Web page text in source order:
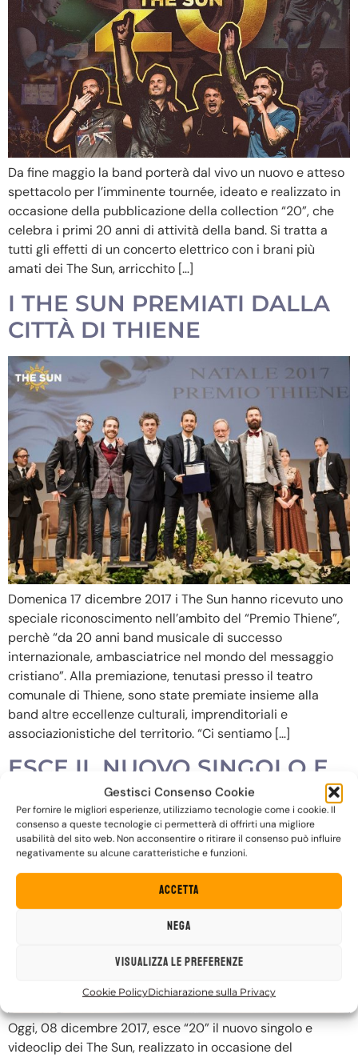
Gestisci Consenso Cookie
Per fornire le migliori esperienze, utilizziamo tecnologie come i cookie. Il
consenso a queste tecnologie ci permetterà di offrirti una migliore
usabilità del sito web. Non acconsentire o ritirare il consenso può influire
negativamente su alcune caratteristiche e funzioni.
Accetta
Nega
Visualizza le preferenze
Cookie PolicyDichiarazione sulla Privacy
Da fine maggio la band porterà dal vivo un nuovo e atteso
spettacolo per l’imminente tournée, ideato e realizzato in
occasione della pubblicazione della collection “20”, che
celebra i primi 20 anni di attività della band. Si tratta a
tutti gli effetti di un concerto elettrico con i brani più
amati dei The Sun, arricchito […]
I THE SUN PREMIATI DALLA
CITTÀ DI THIENE
Domenica 17 dicembre 2017 i The Sun hanno ricevuto uno
speciale riconoscimento nell’ambito del “Premio Thiene”,
perchè “da 20 anni band musicale di successo
internazionale, ambasciatrice nel mondo del messaggio
cristiano”. Alla premiazione, tenutasi presso il teatro
comunale di Thiene, sono state premiate insieme alla
band altre eccellenze culturali, imprenditoriali e
associazionistiche del territorio. “Ci sentiamo […]
ESCE IL NUOVO SINGOLO E
VIDEOCLIP “20”
Oggi, 08 dicembre 2017, esce “20” il nuovo singolo e
videoclip dei The Sun, realizzato in occasione del